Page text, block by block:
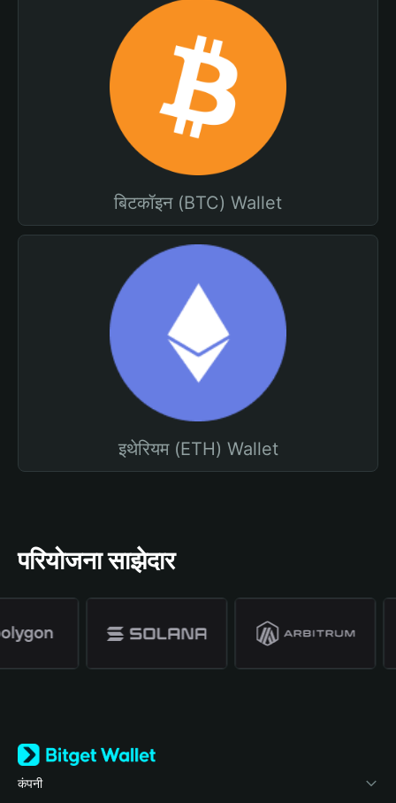
बिटकॉइन (BTC) Wallet
इथेरियम (ETH) Wallet
परियोजना साझेदार
कंपनी